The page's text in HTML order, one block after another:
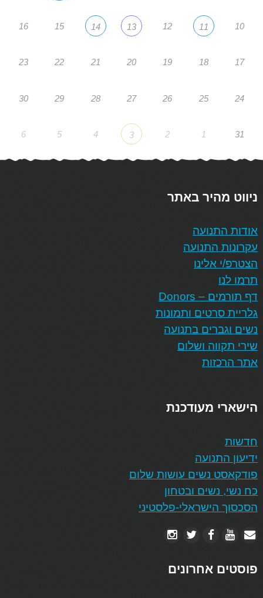
10
11
12
13
14
15
16
17
18
19
20
21
22
23
24
25
26
27
28
29
30
31
1
2
3
4
5
6
ניווט מהיר באתר
אודות התנועה
עקרונות התנועה
הצטרפ/י אלינו
תרמו לנו
דף תורמים – Donors
גלריית סרטים ותמונות
נשים וגברים בתנועה
שירי תקווה ושלום
אתר הרכזות
הישארי מעודכנת
חדשות
ידיעון התנועה
פודקאסט נשים עושות שלום
כח נשי, נשים ובטחון
הסכסוך הישראלי-פלסטיני
פוסטים אחרונים